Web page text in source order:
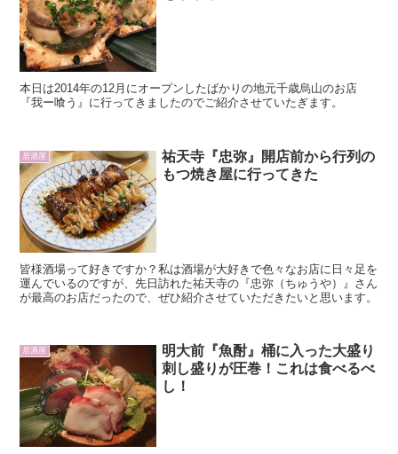
本日は2014年の12月にオープンしたばかりの地元千歳烏山のお店
『我ー喰う』に行ってきましたのでご紹介させていたぎます。
居酒屋
祐天寺『忠弥』開店前から行列の
もつ焼き屋に行ってきた
皆様酒場って好きですか？私は酒場が大好きで色々なお店に日々足を
運んでいるのですが、先日訪れた祐天寺の『忠弥（ちゅうや）』さん
が最高のお店だったので、ぜひ紹介させていただきたいと思います。
居酒屋
明大前『魚酎』桶に入った大盛り
刺し盛りが圧巻！これは食べるべ
し！